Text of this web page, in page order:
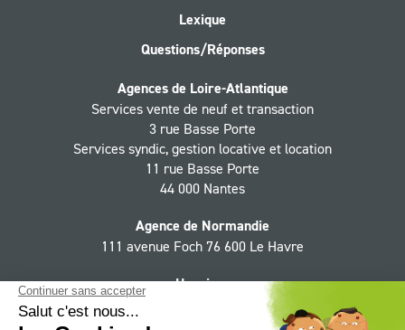
Lexique
Questions/Réponses
Agences de Loire-Atlantique
Services vente de neuf et transaction
3 rue Basse Porte
Services syndic, gestion locative et location
11 rue Basse Porte
44 000 Nantes
Agence de Normandie
111 avenue Foch 76 600 Le Havre
Horaires
Du lundi au jeudi 9h - 12h30, 13h30 - 18h,